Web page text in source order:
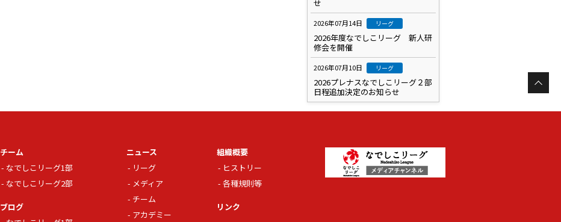
せ
2026年07月14日 リーグ
2026年度なでしこリーグ 新人研
修会を開催
2026年07月10日 リーグ
2026プレナスなでしこリーグ２部
日程追加決定のお知らせ
チーム
なでしこリーグ1部
なでしこリーグ2部
ブログ
ニュース
リーグ
メディア
チーム
アカデミー
組織概要
ヒストリー
各種規則等
リンク